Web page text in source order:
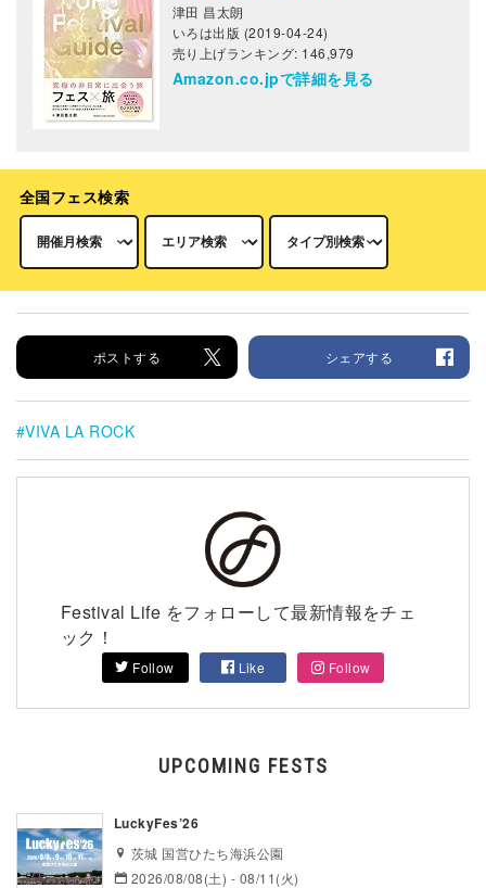
津田 昌太朗
いろは出版 (2019-04-24)
売り上げランキング: 146,979
Amazon.co.jpで詳細を見る
全国フェス検索
ポストする シェアする
VIVA LA ROCK
Festival Life をフォローして最新情報をチェ
ック！
Follow Like Follow
UPCOMING FESTS
LuckyFes’26
茨城 国営ひたち海浜公園
2026/08/08(土) - 08/11(火)